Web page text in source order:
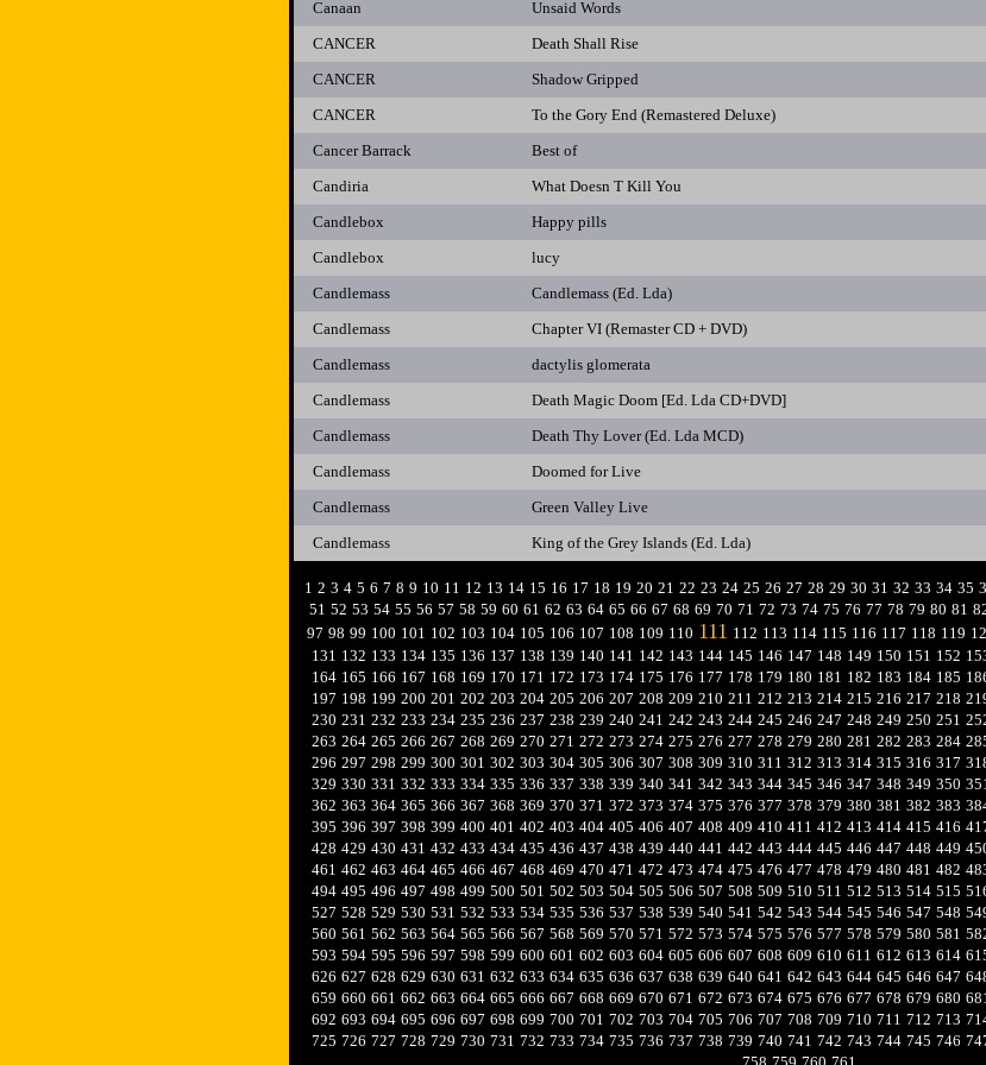
Canaan
Unsaid Words
CANCER
Death Shall Rise
CANCER
Shadow Gripped
CANCER
To the Gory End (Remastered Deluxe)
Cancer Barrack
Best of
Candiria
What Doesn T Kill You
Candlebox
Happy pills
Candlebox
lucy
Candlemass
Candlemass (Ed. Lda)
Candlemass
Chapter VI (Remaster CD + DVD)
Candlemass
dactylis glomerata
Candlemass
Death Magic Doom [Ed. Lda CD+DVD]
Candlemass
Death Thy Lover (Ed. Lda MCD)
Candlemass
Doomed for Live
Candlemass
Green Valley Live
Candlemass
King of the Grey Islands (Ed. Lda)
1 2 3 4 5 6 7 8 9 10 11 12 13 14 15 16 17 18 19 20 21 22 23 24 25 26 27 28 29 30 31 32 33 34 35
51 52 53 54 55 56 57 58 59 60 61 62 63 64 65 66 67 68 69 70 71 72 73 74 75 76 77 78 79 80 81
97 98 99 100 101 102 103 104 105 106 107 108 109 110 111 112 113 114 115 116 117 118 119
131 132 133 134 135 136 137 138 139 140 141 142 143 144 145 146 147 148 149 150 151 152
164 165 166 167 168 169 170 171 172 173 174 175 176 177 178 179 180 181 182 183 184 185
197 198 199 200 201 202 203 204 205 206 207 208 209 210 211 212 213 214 215 216 217 218
230 231 232 233 234 235 236 237 238 239 240 241 242 243 244 245 246 247 248 249 250 251
263 264 265 266 267 268 269 270 271 272 273 274 275 276 277 278 279 280 281 282 283 284
296 297 298 299 300 301 302 303 304 305 306 307 308 309 310 311 312 313 314 315 316 317
329 330 331 332 333 334 335 336 337 338 339 340 341 342 343 344 345 346 347 348 349 350
362 363 364 365 366 367 368 369 370 371 372 373 374 375 376 377 378 379 380 381 382 383
395 396 397 398 399 400 401 402 403 404 405 406 407 408 409 410 411 412 413 414 415 416
428 429 430 431 432 433 434 435 436 437 438 439 440 441 442 443 444 445 446 447 448 449
461 462 463 464 465 466 467 468 469 470 471 472 473 474 475 476 477 478 479 480 481 482
494 495 496 497 498 499 500 501 502 503 504 505 506 507 508 509 510 511 512 513 514 515
527 528 529 530 531 532 533 534 535 536 537 538 539 540 541 542 543 544 545 546 547 548
560 561 562 563 564 565 566 567 568 569 570 571 572 573 574 575 576 577 578 579 580 581
593 594 595 596 597 598 599 600 601 602 603 604 605 606 607 608 609 610 611 612 613 614
626 627 628 629 630 631 632 633 634 635 636 637 638 639 640 641 642 643 644 645 646 647
659 660 661 662 663 664 665 666 667 668 669 670 671 672 673 674 675 676 677 678 679 680
692 693 694 695 696 697 698 699 700 701 702 703 704 705 706 707 708 709 710 711 712 713
725 726 727 728 729 730 731 732 733 734 735 736 737 738 739 740 741 742 743 744 745 746